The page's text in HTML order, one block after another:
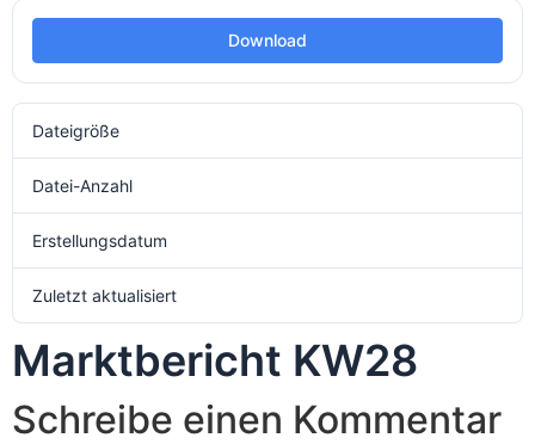
Download
Dateigröße
Datei-Anzahl
Erstellungsdatum
Zuletzt aktualisiert
Marktbericht KW28
Schreibe einen Kommentar